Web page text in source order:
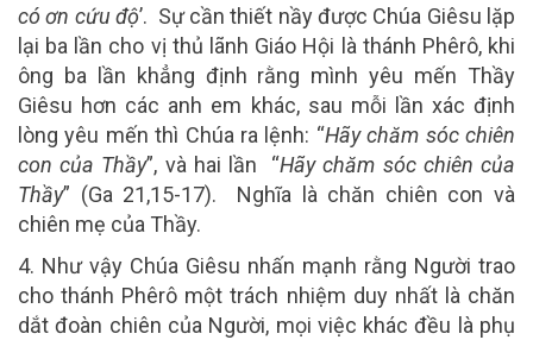
có ơn cứu độ’. Sự cần thiết nầy được Chúa Giêsu lặp
lại ba lần cho vị thủ lãnh Giáo Hội là thánh Phêrô, khi
ông ba lần khẳng định rằng mình yêu mến Thầy
Giêsu hơn các anh em khác, sau mỗi lần xác định
lòng yêu mến thì Chúa ra lệnh: “Hãy chăm sóc chiên
concủa Thầy”, và hai lần “Hãy chăm sóc chiên của
Thầy” (Ga 21,15-17). Nghĩa là chăn chiên con và
chiên mẹ của Thầy.
4. Như vậy Chúa Giêsu nhấn mạnh rằng Người trao
cho thánh Phêrô một trách nhiệm duy nhất là chăn
dắt đoàn chiên của Người, mọi việc khác đều là phụ